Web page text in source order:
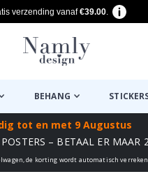
verzending vanaf€39.00.
BEHANG
tot en met 9 Augustus
– BETAAL ER MAAR
de korting wordt automatisch